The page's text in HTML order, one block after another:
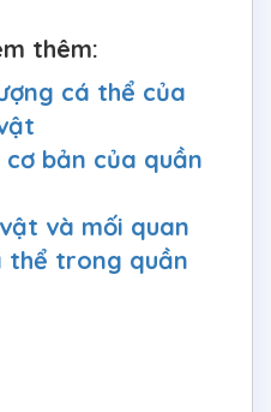
thêm:
cá thể của
bản của quần
và mối quan
thể trong quần